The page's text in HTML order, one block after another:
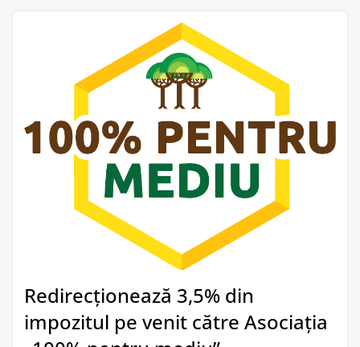
Redirecționează 3,5% din
impozitul pe venit către Asociația